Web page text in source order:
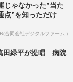
じゃなかった”当た
点”を知っただけ
合同会社デジタルファーム )
田緑平が提唱 病院